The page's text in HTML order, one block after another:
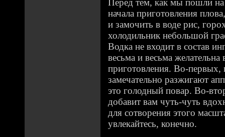
Перед тем, как мы пошли на
начала приготовления
и замочить в воде рис,
холодильник небольшой
Водка не входит в состав
весьма и весьма желательна
приготовления. Во-
замечательно разжигают
это голодный повар. Во-
добавит вам чуть-чуть
для сотворения этого
увлекайтесь, конечно.